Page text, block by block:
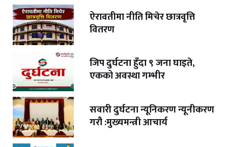
ऐरावतीमा नीति मिचेर छात्रवृत्ति
वितरण
जिप दुर्घटना हुँदा ९ जना घाइते,
एकको अवस्था गम्भीर
सवारी दुर्घटना न्यूनिकरण न्यूनीकरण
गरौ :मुख्यमन्त्री आचार्य